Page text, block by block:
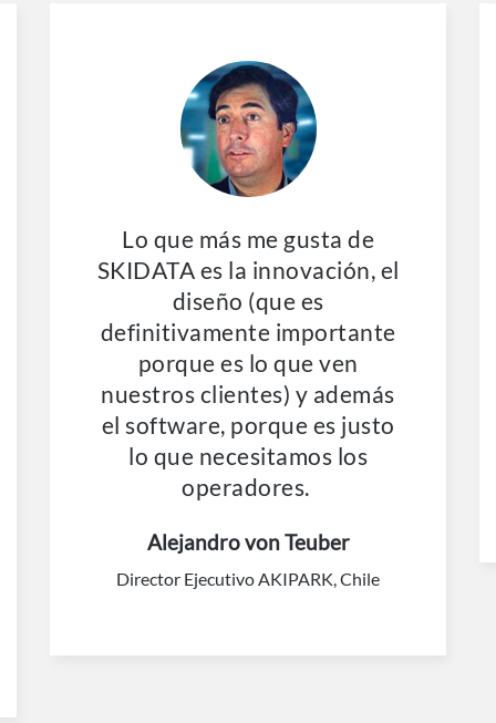
Lo que más me gusta de
SKIDATA es la innovación, el
diseño (que es
definitivamente importante
porque es lo que ven
nuestros clientes) y además
el software, porque es justo
lo que necesitamos los
operadores.
Alejandro von Teuber
Director Ejecutivo AKIPARK, Chile